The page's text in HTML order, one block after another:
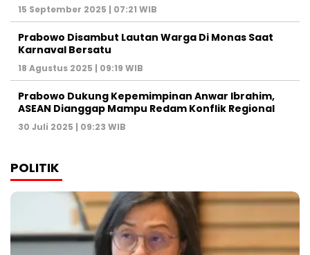
15 September 2025 | 07:21 WIB
Prabowo Disambut Lautan Warga Di Monas Saat
Karnaval Bersatu
18 Agustus 2025 | 09:19 WIB
Prabowo Dukung Kepemimpinan Anwar Ibrahim,
ASEAN Dianggap Mampu Redam Konflik Regional
30 Juli 2025 | 09:23 WIB
POLITIK